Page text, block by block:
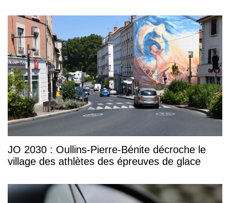
JO 2030 : Oullins-Pierre-Bénite décroche le
village des athlètes des épreuves de glace